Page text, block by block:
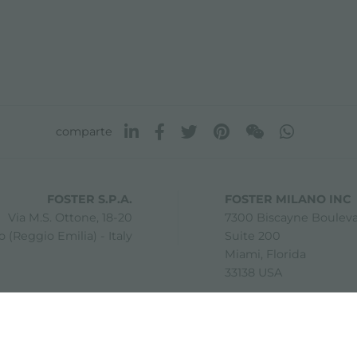
comparte
FOSTER S.P.A.
Via M.S. Ottone, 18-20
(Reggio Emilia) - Italy
FOSTER MILANO INC
7300 Biscayne
Suite 200
Miami, Florida
33138 USA